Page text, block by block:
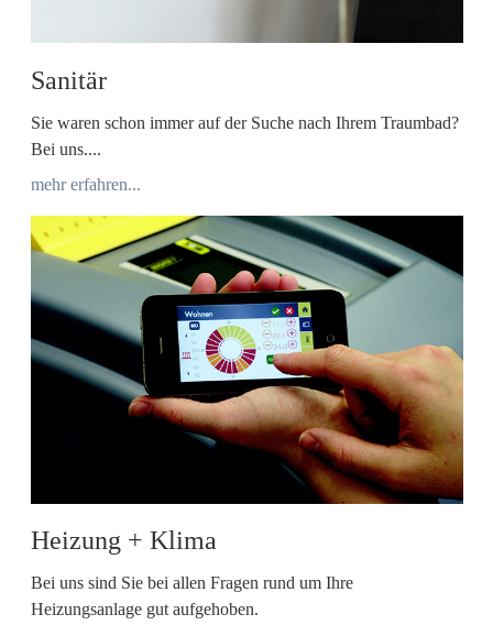
Sanitär
Sie waren schon immer auf der Suche nach Ihrem Traumbad?
Bei uns....
mehr erfahren...
Heizung + Klima
Bei uns sind Sie bei allen Fragen rund um Ihre
Heizungsanlage gut aufgehoben.